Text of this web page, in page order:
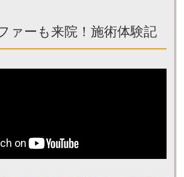
ァーも来院！施術体験記